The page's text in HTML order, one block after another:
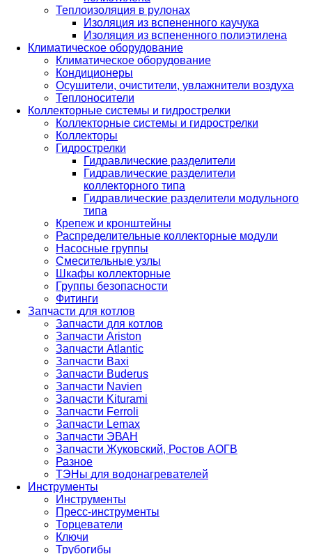
Теплоизоляция в рулонах
Изоляция из вспененного каучука
Изоляция из вспененного полиэтилена
Климатическое оборудование
Климатическое оборудование
Кондиционеры
Осушители, очистители, увлажнители воздуха
Теплоносители
Коллекторные системы и гидрострелки
Коллекторные системы и гидрострелки
Коллекторы
Гидрострелки
Гидравлические разделители
Гидравлические разделители
коллекторного типа
Гидравлические разделители модульного
типа
Крепеж и кронштейны
Распределительные коллекторные модули
Насосные группы
Смесительные узлы
Шкафы коллекторные
Группы безопасности
Фитинги
Запчасти для котлов
Запчасти для котлов
Запчасти Ariston
Запчасти Atlantic
Запчасти Baxi
Запчасти Buderus
Запчасти Navien
Запчасти Kiturami
Запчасти Ferroli
Запчасти Lemax
Запчасти ЭВАН
Запчасти Жуковский, Ростов АОГВ
Разное
ТЭНы для водонагревателей
Инструменты
Инструменты
Пресс-инструменты
Торцеватели
Ключи
Трубогибы